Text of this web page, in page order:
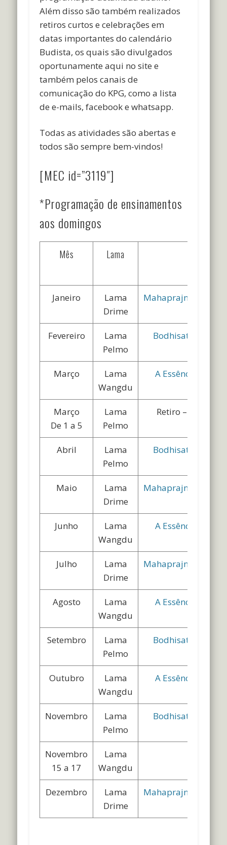
Além disso são também realizados
retiros curtos e celebrações em
datas importantes do calendário
Budista, os quais são divulgados
oportunamente aqui no site e
também pelos canais de
comunicação do KPG, como a lista
de e-mails, facebook e whatsapp.
Todas as atividades são abertas e
todos são sempre bem-vindos!
[MEC id=”3119″]
*Programação de ensinamentos
aos domingos
Mês Lama
Janeiro
Lama
Drime
Fevereiro
Lama
Pelmo
Março
Lama
Wangdu
A Essência da
Março
De 1 a 5
Lama
Pelmo
Retiro –
Abril
Lama
Pelmo
Maio
Lama
Drime
Junho
Lama
Wangdu
A Essência da
Julho
Lama
Drime
Agosto
Lama
Wangdu
A Essência da
Setembro
Lama
Pelmo
Outubro
Lama
Wangdu
A Essência da
Novembro
Lama
Pelmo
Novembro
15 a 17
Lama
Wangdu
Dezembro
Lama
Drime